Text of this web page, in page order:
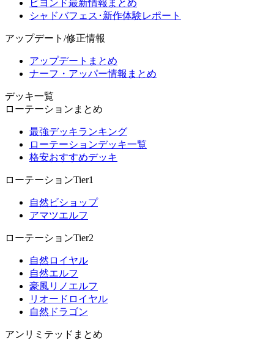
ビヨンド最新情報まとめ
シャドバフェス･新作体験レポート
アップデート/修正情報
アップデートまとめ
ナーフ・アッパー情報まとめ
デッキ一覧
ローテーションまとめ
最強デッキランキング
ローテーションデッキ一覧
格安おすすめデッキ
ローテーションTier1
自然ビショップ
アマツエルフ
ローテーションTier2
自然ロイヤル
自然エルフ
豪風リノエルフ
リオードロイヤル
自然ドラゴン
アンリミテッドまとめ